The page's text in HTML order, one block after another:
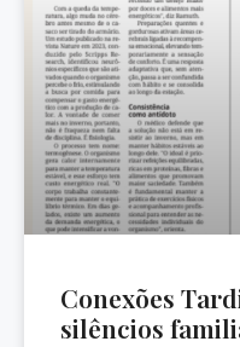
Conexões
silêncios